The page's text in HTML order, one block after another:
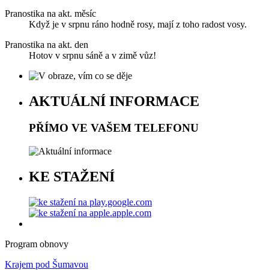
Pranostika na akt. měsíc
Když je v srpnu ráno hodně rosy, mají z toho radost vosy.
Pranostika na akt. den
Hotov v srpnu sáně a v zimě vůz!
AKTUÁLNÍ INFORMACE
PŘÍMO VE VAŠEM TELEFONU
KE STAŽENÍ
Program obnovy
Krajem pod Šumavou